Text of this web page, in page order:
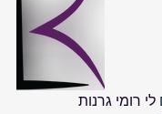
לי רומי גרנות